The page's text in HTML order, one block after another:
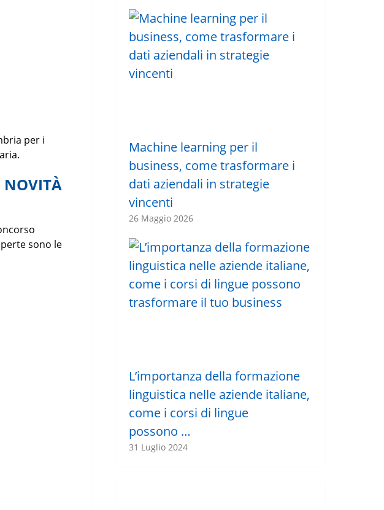
per i
NOVITÀ
sono le
Machine learning per il
business, come trasformare i
dati aziendali in strategie
vincenti
26 Maggio 2026
L’importanza della formazione
linguistica nelle aziende italiane,
come i corsi di lingue
possono …
31 Luglio 2024